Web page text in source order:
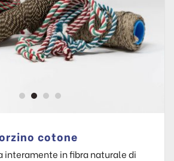
cotone
interamente in fibra naturale di